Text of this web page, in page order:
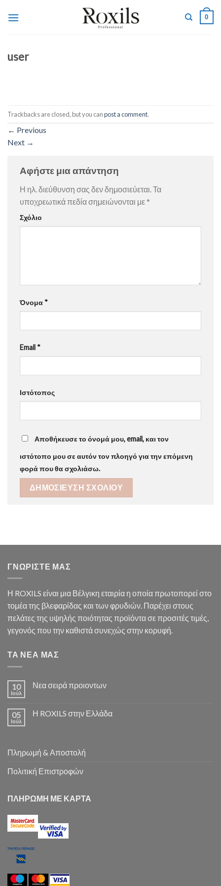
0
user
Trackbacks are closed, but you canpost a comment.
← Previous
Next →
Αφήστε μια απάντηση
Η ηλ. διεύθυνση σας δεν δημοσιεύεται.Τα
υποχρεωτικά πεδία σημειώνονται με *
Σχόλιο
Όνομα *
Email *
Ιστότοπος
Αποθήκευσε το όνομά μου, email, και τον
ιστότοπο μου σε αυτόν τον πλοηγό για την επόμενη
φορά που θα σχολιάσω.
ΓΝΩΡΙΣΤΕ ΜΑΣ
Η ROXILS είναι μια Βέλγικη εταιρία η οποία πρωτοπορεί στο
τομέα της βλεφαρίδας και των φρυδιών. Παρέχει στους
πελάτες της υψηλής ποιότητας προϊόντα σε προσιτές τιμές,
γεγονός που την καθιστά συνεχώς στην κορυφή.
ΤΑ ΝΕΑ ΜΑΣ
10
Ιούλ
Νεα σειρά προιοντων
05
Ιούλ
Η ROXILS στην Ελλάδα
Πληρωμή & Αποστολή
Πολιτική Επιστροφών
ΠΛΗΡΩΜΗ ΜΕ ΚΑΡΤΑ